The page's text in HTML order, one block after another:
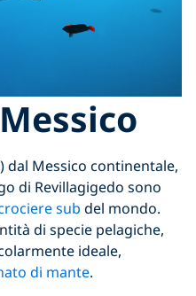
dal Messico continentale,
di Revillagigedo sono
sub del mondo.
di specie pelagiche,
ideale,
di mante.